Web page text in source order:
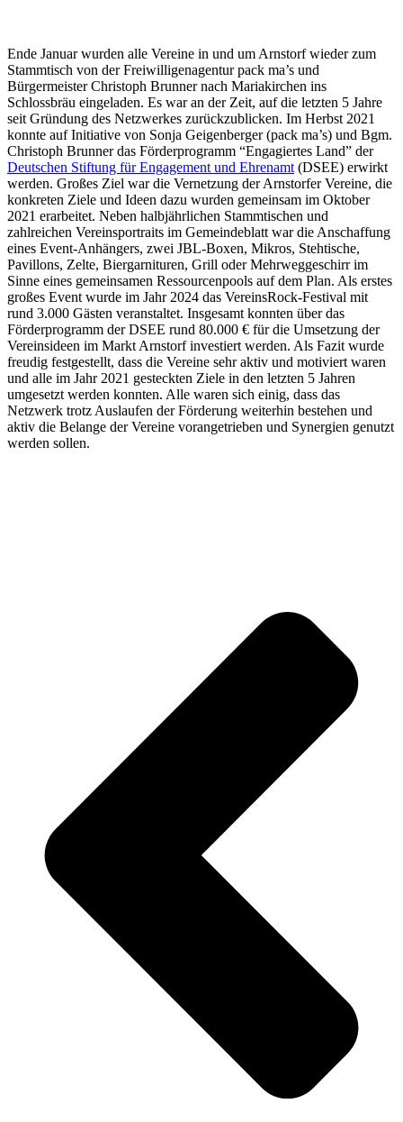
Ende Januar wurden alle Vereine in und um Arnstorf wieder zum
Stammtisch von der Freiwilligenagentur pack ma’s und
Bürgermeister Christoph Brunner nach Mariakirchen ins
Schlossbräu eingeladen. Es war an der Zeit, auf die letzten 5 Jahre
seit Gründung des Netzwerkes zurückzublicken. Im Herbst 2021
konnte auf Initiative von Sonja Geigenberger (pack ma’s) und Bgm.
Christoph Brunner das Förderprogramm “Engagiertes Land” der
Deutschen Stiftung für Engagement und Ehrenamt (DSEE) erwirkt
werden. Großes Ziel war die Vernetzung der Arnstorfer Vereine, die
konkreten Ziele und Ideen dazu wurden gemeinsam im Oktober
2021 erarbeitet. Neben halbjährlichen Stammtischen und
zahlreichen Vereinsportraits im Gemeindeblatt war die Anschaffung
eines Event-Anhängers, zwei JBL-Boxen, Mikros, Stehtische,
Pavillons, Zelte, Biergarnituren, Grill oder Mehrweggeschirr im
Sinne eines gemeinsamen Ressourcenpools auf dem Plan. Als erstes
großes Event wurde im Jahr 2024 das VereinsRock-Festival mit
rund 3.000 Gästen veranstaltet. Insgesamt konnten über das
Förderprogramm der DSEE rund 80.000 € für die Umsetzung der
Vereinsideen im Markt Arnstorf investiert werden. Als Fazit wurde
freudig festgestellt, dass die Vereine sehr aktiv und motiviert waren
und alle im Jahr 2021 gesteckten Ziele in den letzten 5 Jahren
umgesetzt werden konnten. Alle waren sich einig, dass das
Netzwerk trotz Auslaufen der Förderung weiterhin bestehen und
aktiv die Belange der Vereine vorangetrieben und Synergien genutzt
werden sollen.